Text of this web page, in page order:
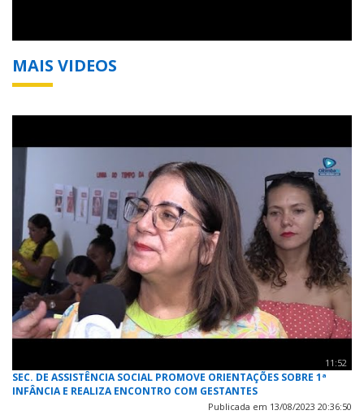
MAIS VIDEOS
11:52
SEC. DE ASSISTÊNCIA SOCIAL PROMOVE ORIENTAÇÕES SOBRE 1ª
INFÂNCIA E REALIZA ENCONTRO COM GESTANTES
Publicada em 13/08/2023 20:36:50